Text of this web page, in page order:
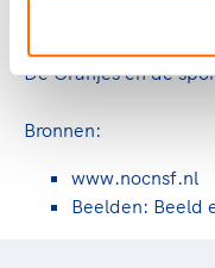
De Oranjes en de
Bronnen:
www.nocnsf.nl
Beelden: Beeld